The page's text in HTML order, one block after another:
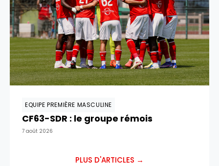
EQUIPE PREMIÈRE MASCULINE
CF63-SDR : le groupe rémois
7 août 2026
PLUS D'ARTICLES →